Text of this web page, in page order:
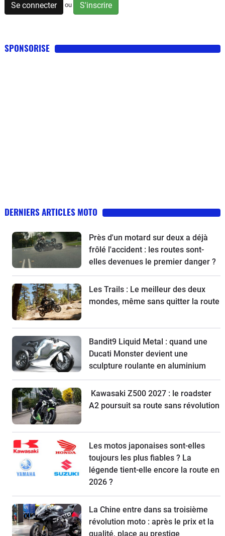
Se connecter ou S'inscrire
SPONSORISE
DERNIERS ARTICLES MOTO
Près d'un motard sur deux a déjà
frôlé l'accident : les routes sont-
elles devenues le premier danger ?
Les Trails : Le meilleur des deux
mondes, même sans quitter la route
Bandit9 Liquid Metal : quand une
Ducati Monster devient une
sculpture roulante en aluminium
Kawasaki Z500 2027 : le roadster
A2 poursuit sa route sans révolution
Les motos japonaises sont-elles
toujours les plus fiables ? La
légende tient-elle encore la route en
2026 ?
La Chine entre dans sa troisième
révolution moto : après le prix et la
qualité, place au prestige